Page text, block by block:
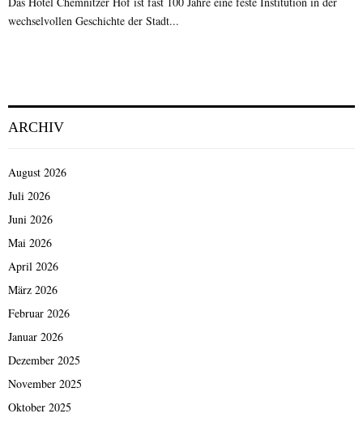
wechselvollen Geschichte der Stadt...
ARCHIV
August 2026
Juli 2026
Juni 2026
Mai 2026
April 2026
März 2026
Februar 2026
Januar 2026
Dezember 2025
November 2025
Oktober 2025